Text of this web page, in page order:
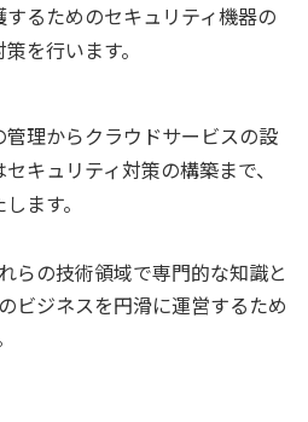
るためのセキュリティ機器の
を行います。
理からクラウドサービスの設
キュリティ対策の構築まで、
ます。
らの技術領域で専門的な知識と
ビジネスを円滑に運営するため